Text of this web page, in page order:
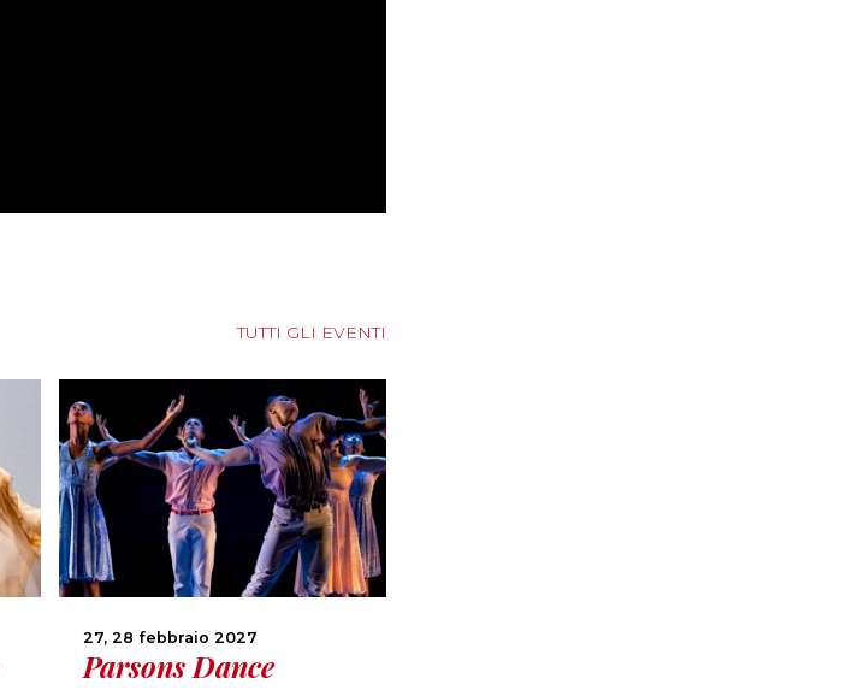
TUTTI GLI EVENTI
27, 28 febbraio 2027
Parsons Dance